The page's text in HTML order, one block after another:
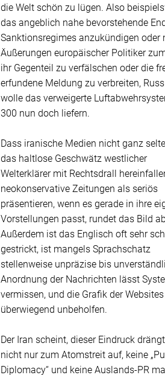
die Welt schön zu lügen. Also
das angeblich nahe bevorstehende
Sanktionsregimes anzukündigen oder
Äußerungen europäischer Politiker
ihr Gegenteil zu verfälschen oder die
erfundene Meldung zu verbreiten,
wolle das verweigerte
300 nun doch liefern.
Dass iranische Medien nicht ganz
das haltlose Geschwätz westlicher
Welterklärer mit Rechtsdrall
neokonservative Zeitungen als seriös
präsentieren, wenn es gerade in ihre
Vorstellungen passt, rundet das Bild
Außerdem ist das Englisch oft sehr
gestrickt, ist mangels Sprachschatz
stellenweise unpräzise bis
Anordnung der Nachrichten lässt
vermissen, und die Grafik der
überwiegend unbeholfen.
Der Iran scheint, dieser Eindruck
nicht nur zum Atomstreit auf, keine
Diplomacy“ und keine Auslands-PR